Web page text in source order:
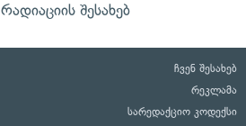
რადიაციის შესახებ
ჩვენ შესახებ
რეკლამა
სარედაქციო კოდექსი